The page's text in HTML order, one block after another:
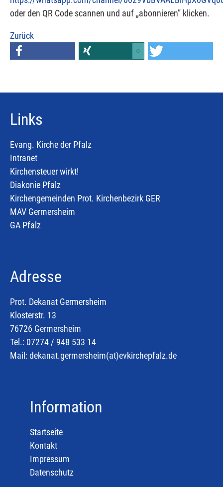
oder den QR Code scannen und auf „abonnieren” klicken.
Zurück
0
Links
Evang. Kirche der Pfalz
Intranet
Kirchensteuer wirkt!
Diakonie Pfalz
Kirchengemeinden Prot. Kirchenbezirk GER
MAV Germersheim
GA Pfalz
Adresse
Prot. Dekanat Germersheim
Klosterstr. 13
76726 Germersheim
Tel.: 07274 / 948 533 14
Mail:dekanat.germersheim(at)evkirchepfalz.de
Information
Startseite
Kontakt
Impressum
Datenschutz